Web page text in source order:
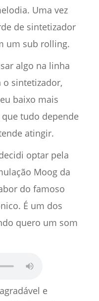
Uma vez
de sintetizador
um sub rolling.
algo na linha
sintetizador,
baixo mais
tudo depende
atingir.
optar pela
Moog da
do famoso
É um dos
quero um som
e